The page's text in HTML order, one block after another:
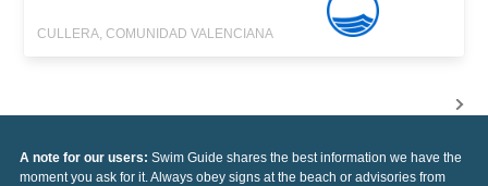
CULLERA, COMUNIDAD VALENCIANA
A note for our users: Swim Guide shares the best information we have the
moment you ask for it. Always obey signs at the beach or advisories from